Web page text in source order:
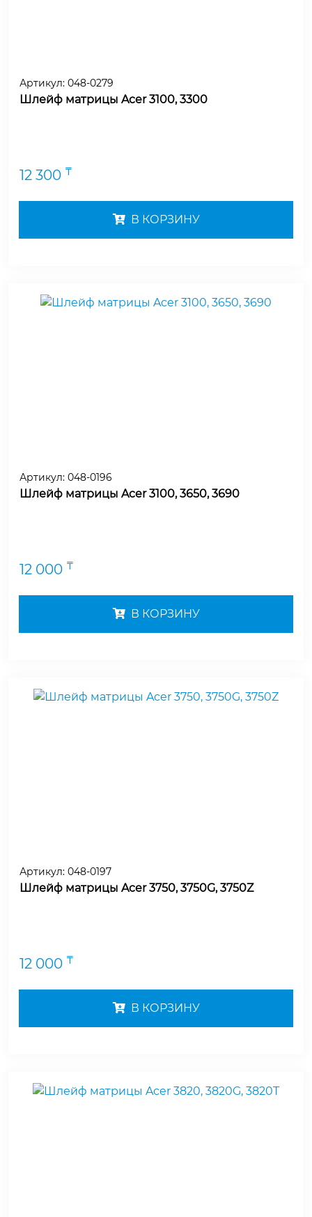
Артикул: 048-0279
Шлейф матрицы Acer 3100, 3300
12 300 ₸
В КОРЗИНУ
Артикул: 048-0196
Шлейф матрицы Acer 3100, 3650, 3690
12 000 ₸
В КОРЗИНУ
Артикул: 048-0197
Шлейф матрицы Acer 3750, 3750G, 3750Z
12 000 ₸
В КОРЗИНУ